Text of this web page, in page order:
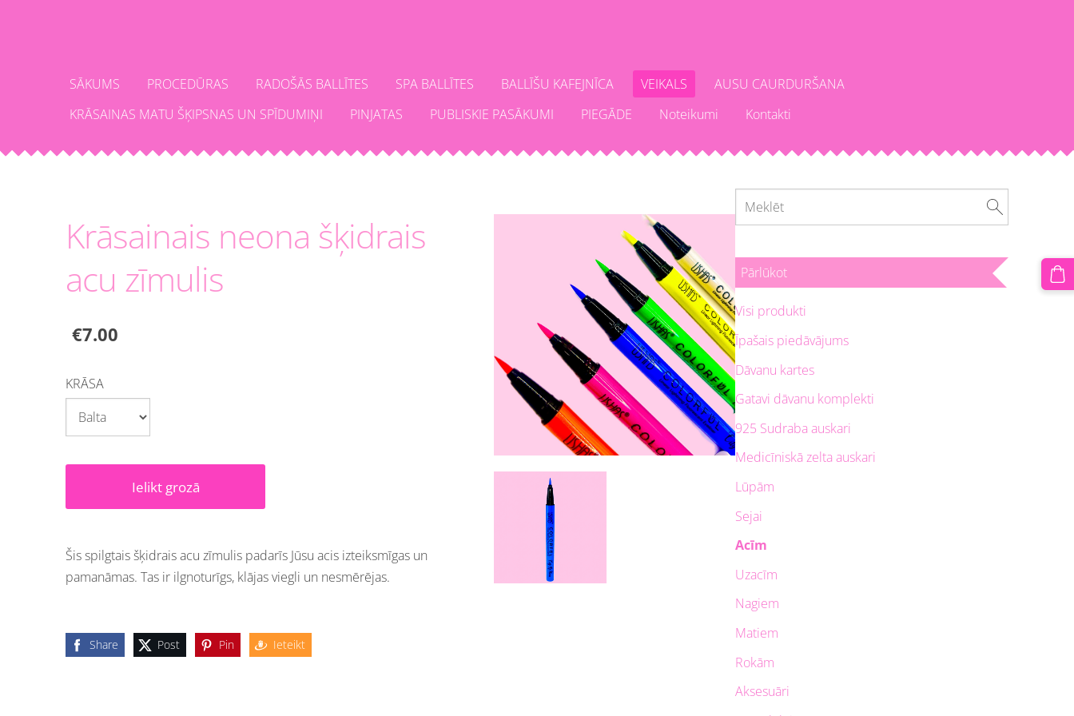
SĀKUMS PROCEDŪRAS RADOŠĀS BALLĪTES SPA BALLĪTES BALLĪŠU KAFEJNĪCA VEIKALS
AUSU CAURDURŠANA
KRĀSAINAS MATU ŠĶIPSNAS UN SPĪDUMIŅI
PINJATAS PUBLISKIE PASĀKUMI PIEGĀDE Noteikumi Kontakti
Pārlūkot
Visi produkti
Īpašais piedāvājums
Dāvanu kartes
Gatavi dāvanu komplekti
925 Sudraba auskari
Medicīniskā zelta auskari
Lūpām
Sejai
Acīm
Uzacīm
Nagiem
Matiem
Rokām
Aksesuāri
Krāsainais neona šķidrais
acu zīmulis
€7.00
KRĀSA
Ielikt grozā
Šis spilgtais šķidrais acu zīmulis padarīs Jūsu acis izteiksmīgas un
pamanāmas. Tas ir ilgnoturīgs, klājas viegli un nesmērējas.
Share Post Pin Ieteikt